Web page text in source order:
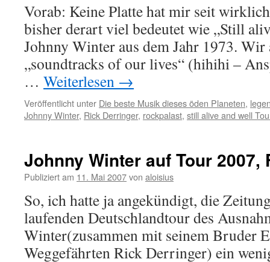
Vorab: Keine Platte hat mir seit
bisher derart viel bedeutet wie „Still
Johnny Winter aus dem Jahr 1973. Wir
„soundtracks of our lives“ (hihihi –
… Weiterlesen →
Veröffentlicht unter Die beste Musik dieses öden Planeten,
Johnny Winter, Rick Derringer, rockpalast, still alive and well
Johnny Winter auf Tour 2007,
Publiziert am 11. Mai 2007von aloisius
So, ich hatte ja angekündigt, die
laufenden Deutschlandtour des
Winter(zusammen mit seinem Bruder
Weggefährten Rick Derringer) ein